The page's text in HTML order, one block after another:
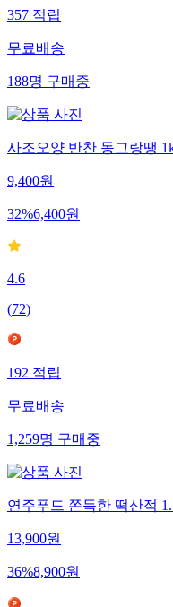
357적립
무료배송
188명구매중
사조오양 반찬 동그랑땡
9,400원
32%6,400원
4.6
(72)
192적립
무료배송
1,259명구매중
연주푸드 쫀득한 떡산적
13,900원
36%8,900원